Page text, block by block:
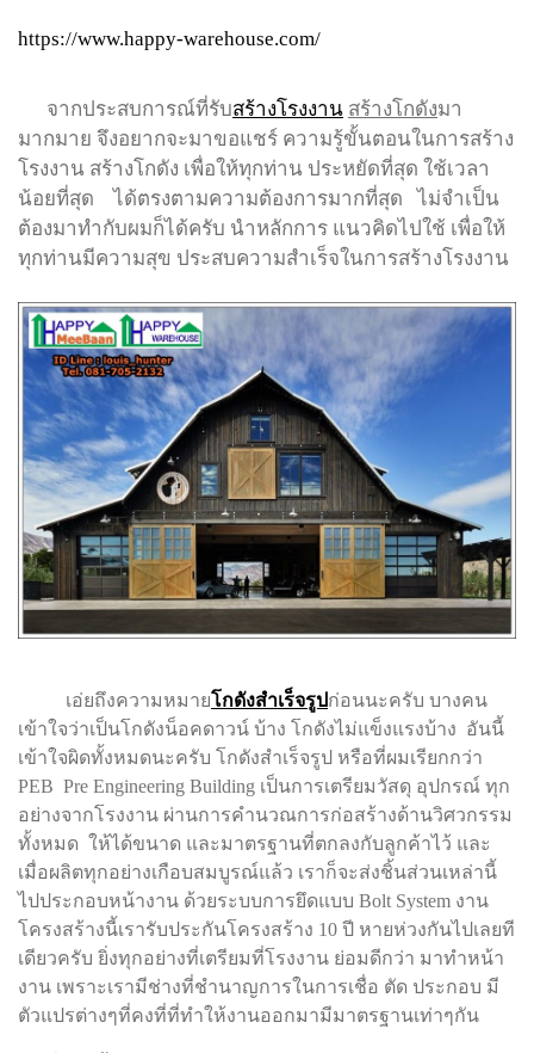
https://www.happy-warehouse.com/
จากประสบการณ์ที่รับสร้างโรงงาน สร้างโกดังมา
มากมาย จึงอยากจะมาขอแชร์ ความรู้ขั้นตอนในการสร้าง
โรงงาน สร้างโกดัง เพื่อให้ทุกท่าน ประหยัดที่สุด ใช้เวลา
น้อยที่สุด ได้ตรงตามความต้องการมากที่สุด ไม่จำเป็น
ต้องมาทำกับผมก็ได้ครับ นำหลักการ แนวคิดไปใช้ เพื่อให้
ทุกท่านมีความสุข ประสบความสำเร็จในการสร้างโรงงาน
เอ่ยถึงความหมายโกดังสำเร็จรูปก่อนนะครับ บางคน
เข้าใจว่าเป็นโกดังน็อคดาวน์ บ้าง โกดังไม่แข็งแรงบ้าง อันนี้
เข้าใจผิดทั้งหมดนะครับ โกดังสำเร็จรูป หรือที่ผมเรียกกว่า
PEB Pre Engineering Building เป็นการเตรียมวัสดุ อุปกรณ์ ทุก
อย่างจากโรงงาน ผ่านการคำนวณการก่อสร้างด้านวิศวกรรม
ทั้งหมด ให้ได้ขนาด และมาตรฐานที่ตกลงกับลูกค้าไว้ และ
เมื่อผลิตทุกอย่างเกือบสมบูรณ์แล้ว เราก็จะส่งชิ้นส่วนเหล่านี้
ไปประกอบหน้างาน ด้วยระบบการยึดแบบ Bolt System งาน
โครงสร้างนี้เรารับประกันโครงสร้าง 10 ปี หายห่วงกันไปเลยที
เดียวครับ ยิ่งทุกอย่างที่เตรียมที่โรงงาน ย่อมดีกว่า มาทำหน้า
งาน เพราะเรามีช่างที่ชำนาญการในการเชื่อ ตัด ประกอบ มี
ตัวแปรต่างๆที่คงที่ที่ทำให้งานออกมามีมาตรฐานเท่าๆกัน